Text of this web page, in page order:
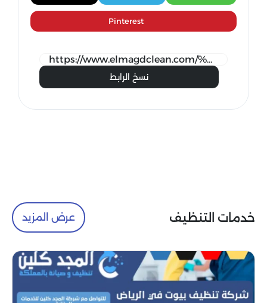
Pinterest
نسخ الرابط
خدمات التنظيف عرض المزيد